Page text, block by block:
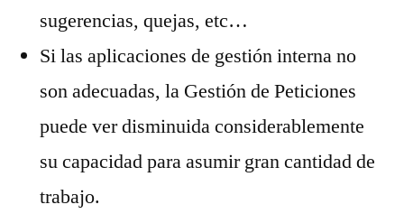
sugerencias, quejas, etc…
Si las aplicaciones de gestión interna no
son adecuadas, la Gestión de Peticiones
puede ver disminuida considerablemente
su capacidad para asumir gran cantidad de
trabajo.